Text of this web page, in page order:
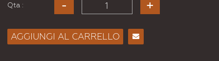
Qta :
AGGIUNGI AL CARRELLO